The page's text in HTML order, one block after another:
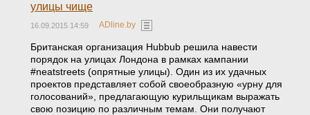
улицы чище
16.09.2015 14:59 ADline.by
Британская организация Hubbub решила навести
порядок на улицах Лондона в рамках кампании
#neatstreets (опрятные улицы). Один из их удачных
проектов представляет собой своеобразную «урну для
голосований», предлагающую курильщикам выражать
свою позицию по различным темам. Они получают